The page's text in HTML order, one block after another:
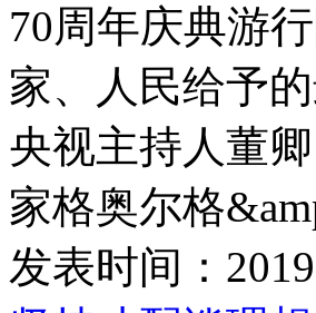
70周年庆典游
家、人民给予
央视主持人董
家格奥尔格
发表时间：